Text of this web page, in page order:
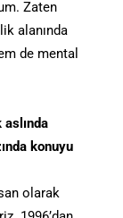
Zaten
alanında
de mental
konuyu
olarak